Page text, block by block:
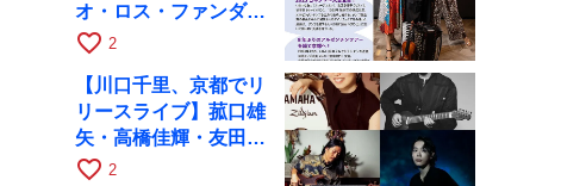
オ・ロス・ファンダン
ゴスが10月9日にRAG
favorite_border 2
【川口千里、京都でリ
リースライブ】菰口雄
矢・高橋佳輝・友田ジ
ュンと9月28日にRAG
favorite_border 2